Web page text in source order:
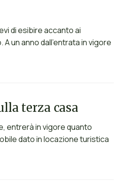
di esibire accanto ai
un anno dall’entrata in vigore
terza casa
entrerà in vigore quanto
dato in locazione turistica